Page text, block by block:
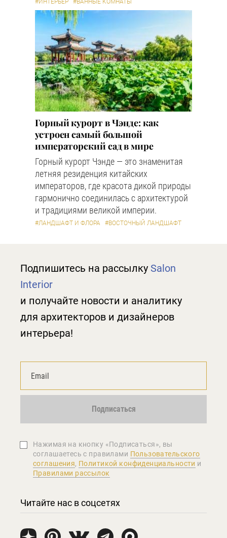
#ИНТЕРЬЕР #ВАННЫЕ КОМНАТЫ
Горный курорт в Чэнде: как
устроен самый большой
императорский сад в мире
Горный курорт Чэнде — это знаменитая
летняя резиденция китайских
императоров, где красота дикой природы
гармонично соединилась с архитектурой
и традициями великой империи.
#ЛАНДШАФТ И ФЛОРА #ВОСТОЧНЫЙ ЛАНДШАФТ
Подпишитесь на рассылку Salon
Interior
и получайте новости и аналитику
для архитекторов и дизайнеров
интерьера!
Подписаться
Нажимая на кнопку «Подписаться», вы
соглашаетеcь с правилами Пользовательского
соглашения, Политикой конфиденциальности и
Правилами рассылок
Читайте нас в соцсетях